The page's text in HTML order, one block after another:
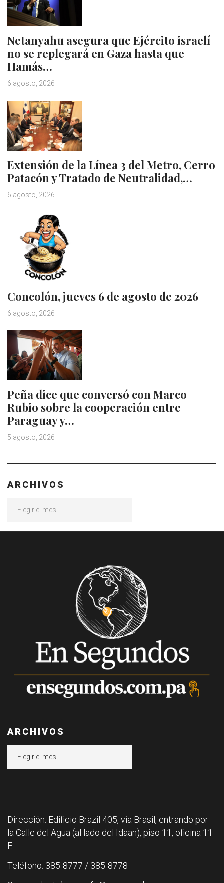
Netanyahu asegura que Ejército israelí
no se replegará en Gaza hasta que
Hamás…
6 agosto, 2026
Extensión de la Línea 3 del Metro, Cerro
Patacón y Tratado de Neutralidad,…
6 agosto, 2026
Concolón, jueves 6 de agosto de 2026
6 agosto, 2026
Peña dice que conversó con Marco
Rubio sobre la cooperación entre
Paraguay y…
5 agosto, 2026
ARCHIVOS
ARCHIVOS
Dirección: Edificio Brazil 405, vía Brasil, entrando por
la Calle del Agua (al lado del Idaan), piso 11, oficina 11
F.
Teléfono: 385-8777 / 385-8778